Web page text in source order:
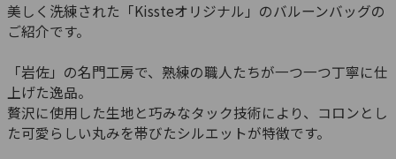
美しく洗練された「Kissteオリジナル」のバルーンバッグの
ご紹介です。
「岩佐」の名門工房で、熟練の職人たちが一つ一つ丁寧に仕
上げた逸品。
贅沢に使用した生地と巧みなタック技術により、コロンとし
た可愛らしい丸みを帯びたシルエットが特徴です。